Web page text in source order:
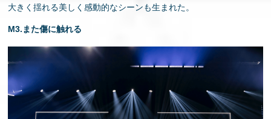
大きく揺れる美しく感動的なシーンも生まれた。
M3.また傷に触れる